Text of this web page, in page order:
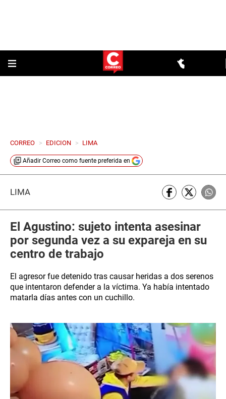
CORREO > EDICION > LIMA
Añadir Correo como fuente preferida en
LIMA
El Agustino: sujeto intenta asesinar
por segunda vez a su expareja en su
centro de trabajo
El agresor fue detenido tras causar heridas a dos serenos
que intentaron defender a la víctima. Ya había intentado
matarla días antes con un cuchillo.